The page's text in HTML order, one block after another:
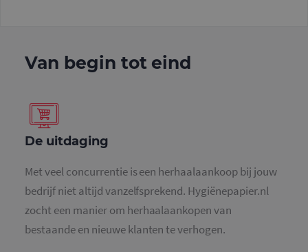
Van begin tot eind
De uitdaging
Met veel concurrentie is een herhaalaankoop bij jouw
bedrijf niet altijd vanzelfsprekend. Hygiënepapier.nl
zocht een manier om herhaalaankopen van
bestaande en nieuwe klanten te verhogen.